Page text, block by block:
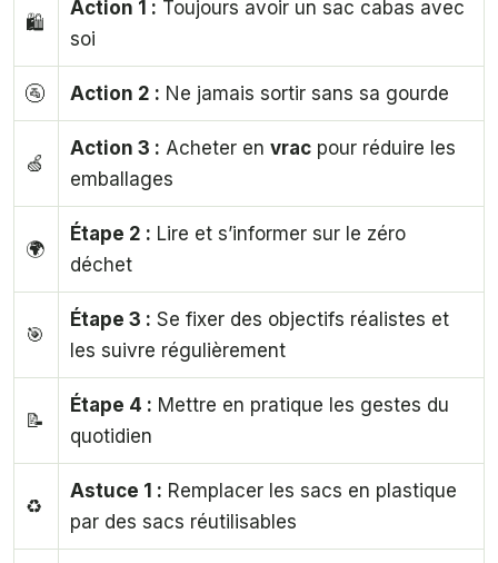
🛍️
Action 1 : Toujours avoir un sac cabas avec
soi
🚰 Action 2 : Ne jamais sortir sans sa gourde
🍏
Action 3 : Acheter en vrac pour réduire les
emballages
🌍
Étape 2 : Lire et s’informer sur le zéro
déchet
🎯
Étape 3 : Se fixer des objectifs réalistes et
les suivre régulièrement
📝
Étape 4 : Mettre en pratique les gestes du
quotidien
♻️
Astuce 1 : Remplacer les sacs en plastique
par des sacs réutilisables